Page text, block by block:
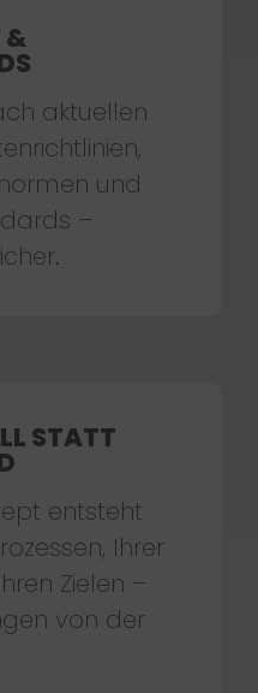
&
aktuellen
und
–
STATT
entsteht
Ihrer
Zielen –
von der